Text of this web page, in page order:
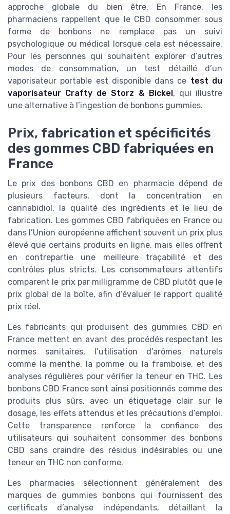
approche globale du bien être. En France, les
pharmaciens rappellent que le CBD consommer sous
forme de bonbons ne remplace pas un suivi
psychologique ou médical lorsque cela est nécessaire.
Pour les personnes qui souhaitent explorer d’autres
modes de consommation, un test détaillé d’un
vaporisateur portable est disponible dans ce test du
vaporisateur Crafty de Storz & Bickel, qui illustre
une alternative à l’ingestion de bonbons gummies.
Prix, fabrication et spécificités
des gommes CBD fabriquées en
France
Le prix des bonbons CBD en pharmacie dépend de
plusieurs facteurs, dont la concentration en
cannabidiol, la qualité des ingrédients et le lieu de
fabrication. Les gommes CBD fabriquées en France ou
dans l’Union européenne affichent souvent un prix plus
élevé que certains produits en ligne, mais elles offrent
en contrepartie une meilleure traçabilité et des
contrôles plus stricts. Les consommateurs attentifs
comparent le prix par milligramme de CBD plutôt que le
prix global de la boîte, afin d’évaluer le rapport qualité
prix réel.
Les fabricants qui produisent des gummies CBD en
France mettent en avant des procédés respectant les
normes sanitaires, l’utilisation d’arômes naturels
comme la menthe, la pomme ou la framboise, et des
analyses régulières pour vérifier la teneur en THC. Les
bonbons CBD France sont ainsi positionnés comme des
produits plus sûrs, avec un étiquetage clair sur le
dosage, les effets attendus et les précautions d’emploi.
Cette transparence renforce la confiance des
utilisateurs qui souhaitent consommer des bonbons
CBD sans craindre des résidus indésirables ou une
teneur en THC non conforme.
Les pharmacies sélectionnent généralement des
marques de gummies bonbons qui fournissent des
certificats d’analyse indépendants, détaillant la